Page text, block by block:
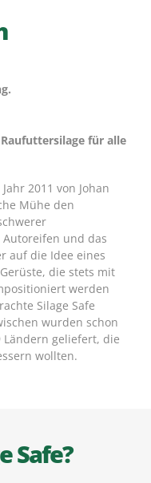
für alle
2011 von Johan
Mühe den
Autoreifen und das
auf die Idee eines
die stets mit
werden
Silage Safe
wurden schon
Ländern geliefert, die
wollten.
Safe?